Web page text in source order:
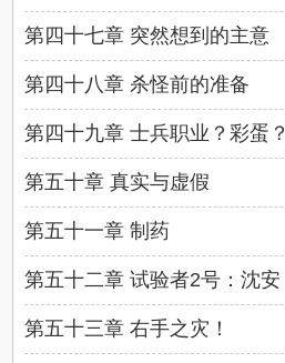
第四十七章 突然想到的主意
第四十八章 杀怪前的准备
第四十九章 士兵职业？彩蛋？
第五十章 真实与虚假
第五十一章 制药
第五十二章 试验者2号：沈安
第五十三章 右手之灾！